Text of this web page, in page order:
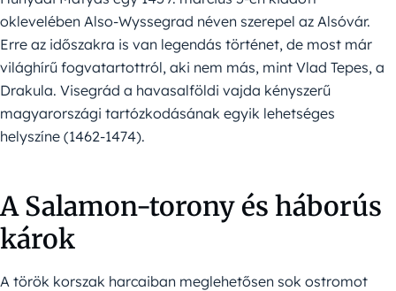
oklevelében Also-Wyssegrad néven szerepel az Alsóvár.
Erre az időszakra is van legendás történet, de most már
világhírű fogvatartottról, aki nem más, mint Vlad Tepes, a
Drakula. Visegrád a havasalföldi vajda kényszerű
magyarországi tartózkodásának egyik lehetséges
helyszíne (1462-1474).
A Salamon-torony és háborús
károk
A török korszak harcaiban meglehetősen sok ostromot